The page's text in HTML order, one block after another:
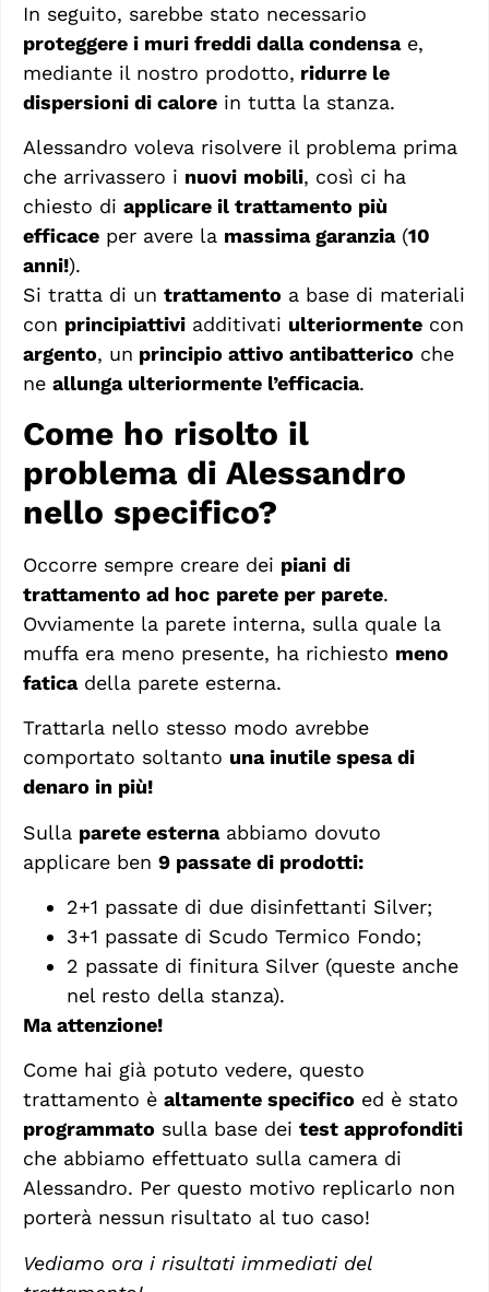
In seguito, sarebbe stato necessario
proteggere i muri freddi dalla condensae,
mediante il nostro prodotto, ridurre le
dispersioni di calore in tutta la stanza.
Alessandro voleva risolvere il problema prima
che arrivassero i nuovi mobili, così ci ha
chiesto di applicare il trattamento più
efficace per avere la massima garanzia(10
anni!).
Si tratta di un trattamento a base di materiali
con principiattivi additivati ulteriormente con
argento, un principio attivo antibatterico che
ne allunga ulteriormente l’efficacia.
Come ho risolto il
problema di Alessandro
nello specifico?
Occorre sempre creare dei piani di
trattamento ad hoc parete per parete.
Ovviamente la parete interna, sulla quale la
muffa era meno presente, ha richiesto meno
faticadella parete esterna.
Trattarla nello stesso modo avrebbe
comportato soltanto una inutile spesa di
denaro in più!
Sulla parete esternaabbiamo dovuto
applicare ben 9 passate di prodotti:
2+1 passate di due disinfettanti Silver;
3+1 passate di Scudo Termico Fondo;
2 passate di finitura Silver (queste anche
nel resto della stanza).
Ma attenzione!
Come hai già potuto vedere, questo
trattamento è altamente specifico ed è stato
programmato sulla base dei test approfonditi
che abbiamo effettuato sulla camera di
Alessandro. Per questo motivo replicarlo non
porterà nessun risultato al tuo caso!
Vediamo ora i risultati immediati del